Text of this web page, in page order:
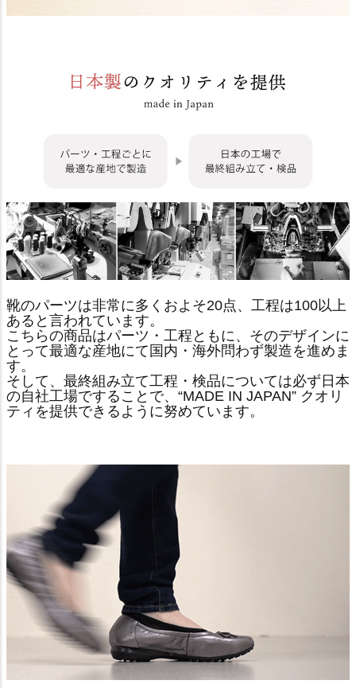
靴のパーツは非常に多くおよそ20点、工程は100以上
あると言われています。
こちらの商品はパーツ・工程ともに、そのデザインに
とって最適な産地にて国内・海外問わず製造を進めま
す。
そして、最終組み立て工程・検品については必ず日本
の自社工場ですることで、“MADE IN JAPAN” クオリ
ティを提供できるように努めています。